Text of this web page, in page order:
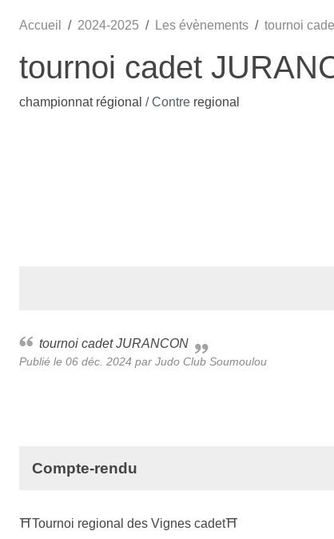
Accueil 2024-2025 Les évènements tournoi
tournoi cadet
championnat régional / Contre regional
tournoi cadet JURANCON
Publié le 06 déc. 2024 par Judo Club Soumoulou
Compte-rendu
⛩Tournoi regional des Vignes cadet⛩